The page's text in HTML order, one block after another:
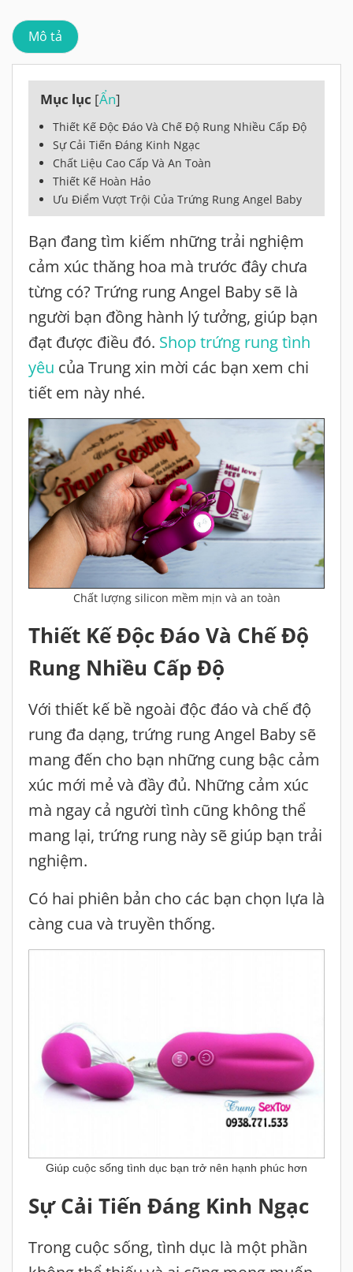
Mô tả
Mục lục [Ẩn]
Thiết Kế Độc Đáo Và Chế Độ Rung Nhiều Cấp Độ
Sự Cải Tiến Đáng Kinh Ngạc
Chất Liệu Cao Cấp Và An Toàn
Thiết Kế Hoàn Hảo
Ưu Điểm Vượt Trội Của Trứng Rung Angel Baby
Bạn đang tìm kiếm những trải nghiệm
cảm xúc thăng hoa mà trước đây chưa
từng có? Trứng rung Angel Baby sẽ là
người bạn đồng hành lý tưởng, giúp bạn
đạt được điều đó. Shop trứng rung tình
yêu của Trung xin mời các bạn xem chi
tiết em này nhé.
Chất lượng silicon mềm mịn và an toàn
Thiết Kế Độc Đáo Và Chế Độ
Rung Nhiều Cấp Độ
Với thiết kế bề ngoài độc đáo và chế độ
rung đa dạng, trứng rung Angel Baby sẽ
mang đến cho bạn những cung bậc cảm
xúc mới mẻ và đầy đủ. Những cảm xúc
mà ngay cả người tình cũng không thể
mang lại, trứng rung này sẽ giúp bạn trải
nghiệm.
Có hai phiên bản cho các bạn chọn lựa là
càng cua và truyền thống.
Giúp cuộc sống tình dục bạn trở nên hạnh phúc hơn
Sự Cải Tiến Đáng Kinh Ngạc
Trong cuộc sống, tình dục là một phần